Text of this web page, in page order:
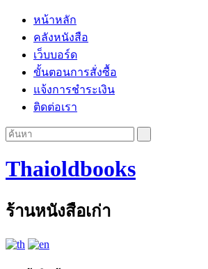
หน้าหลัก
คลังหนังสือ
เว็บบอร์ด
ขั้นตอนการสั่งซื้อ
แจ้งการชำระเงิน
ติดต่อเรา
Thaioldbooks
ร้านหนังสือเก่า